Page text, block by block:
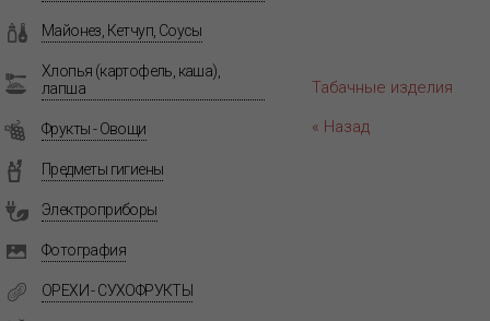
Майонез, Кетчуп, Соусы
Хлопья (картофель, каша),
лапша
Фрукты - Овощи
Предметы гигиены
Электроприборы
Фотография
ОРЕХИ - СУХОФРУКТЫ
Табачные изделия
« Назад